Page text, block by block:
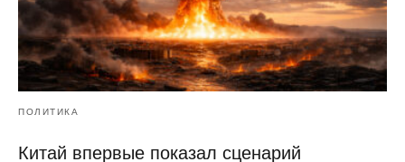
ПОЛИТИКА
Китай впервые показал сценарий